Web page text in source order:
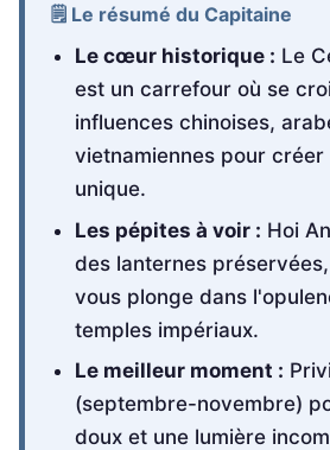
🗒️ Le résumé du Capitaine
Le cœur historique : Le
est un carrefour où se
influences chinoises,
vietnamiennes pour créer
unique.
Les pépites à voir : Hoi
des lanternes
vous plonge dans
temples impériaux.
Le meilleur moment :
(septembre-novembre)
doux et une lumière